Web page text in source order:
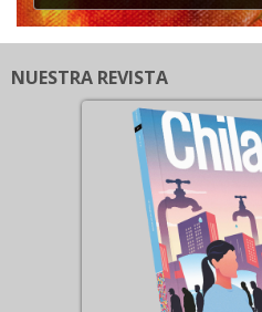
NUESTRA REVISTA